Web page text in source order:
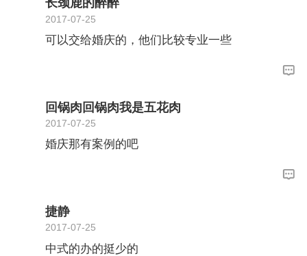
长颈鹿的醉醉
2017-07-25
可以交给婚庆的，他们比较专业一些
回锅肉回锅肉我是五花肉
2017-07-25
婚庆那有案例的吧
捷静
2017-07-25
中式的办的挺少的